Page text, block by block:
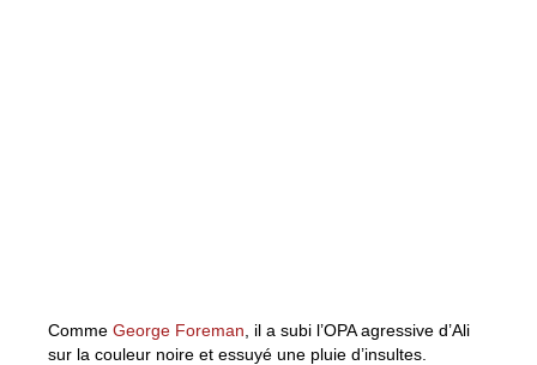
Comme George Foreman , il a subi l’OPA agressive d’Ali
sur la couleur noire et essuyé une pluie d’insultes.